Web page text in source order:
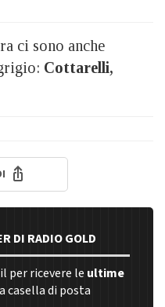
ci sono anche
Cottarelli,
DI RADIO GOLD
per ricevere le ultime
di posta